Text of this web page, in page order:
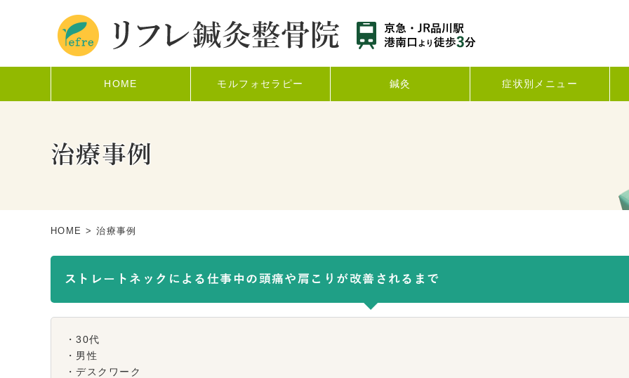
HOME モルフォセラピー 鍼灸 症状別メニュー
治療事例
HOME > 治療事例
ストレートネックによる仕事中の頭痛や肩こりが改善されるまで
・30代
・男性
・デスクワーク